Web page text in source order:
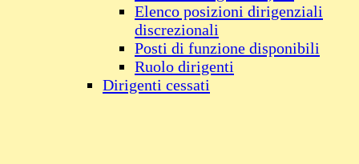
Elenco posizioni dirigenziali
discrezionali
Posti di funzione disponibili
Ruolo dirigenti
Dirigenti cessati